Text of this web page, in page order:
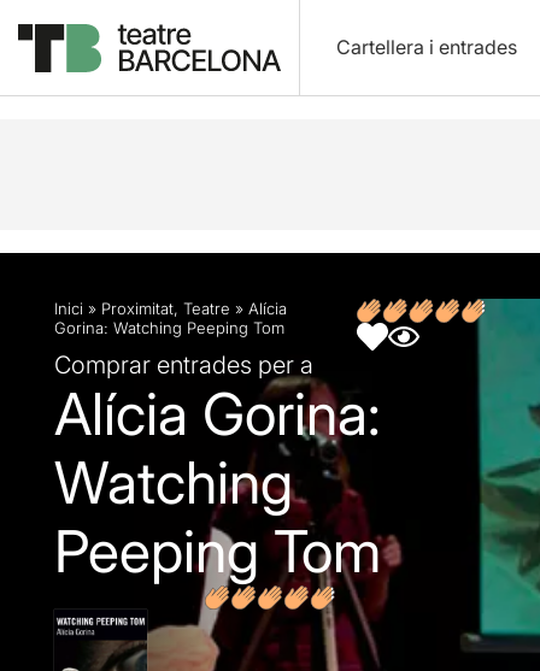
Cartellera i entrades
Descripció Fitxa artística Fotos i vídeos
Inici » Proximitat, Teatre » Alícia
Gorina: Watching Peeping Tom
Comprar entrades per a
Alícia Gorina:
Watching
Peeping Tom